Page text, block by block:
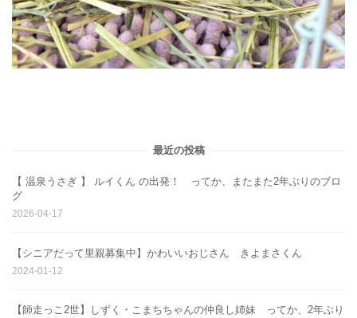
最近の投稿
【 温泉うさぎ 】 ルイくん の出発！ ってか、またまた2年ぶりのブロ
グ
2026-04-17
【シニアだって里親募集中】かわいいおじさん きよまさくん
2024-01-12
【師走っこ2世】しずく・こまちちゃんの仲良し姉妹 ってか、2年ぶり